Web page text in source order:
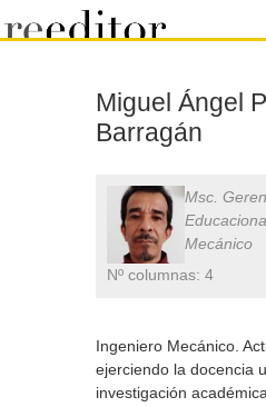
Miguel Ángel
Barragán
Msc.
Mecánico
Nº columnas: 4
Ingeniero Mecánico.
ejerciendo la docencia
investigación académica.